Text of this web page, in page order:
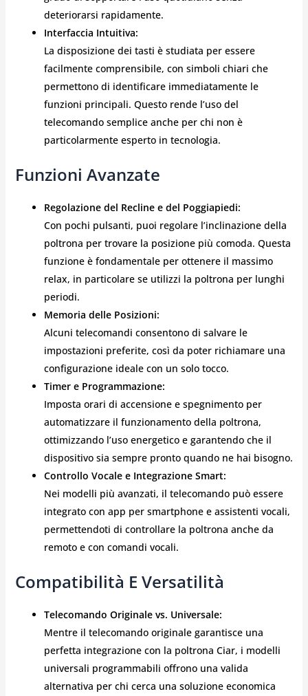
deteriorarsi rapidamente.
Interfaccia Intuitiva:
La disposizione dei tasti è studiata per essere
facilmente comprensibile, con simboli chiari che
permettono di identificare immediatamente le
funzioni principali. Questo rende l’uso del
telecomando semplice anche per chi non è
particolarmente esperto in tecnologia.
Funzioni Avanzate
Regolazione del Recline e del Poggiapiedi:
Con pochi pulsanti, puoi regolare l’inclinazione della
poltrona per trovare la posizione più comoda. Questa
funzione è fondamentale per ottenere il massimo
relax, in particolare se utilizzi la poltrona per lunghi
periodi.
Memoria delle Posizioni:
Alcuni telecomandi consentono di salvare le
impostazioni preferite, così da poter richiamare una
configurazione ideale con un solo tocco.
Timer e Programmazione:
Imposta orari di accensione e spegnimento per
automatizzare il funzionamento della poltrona,
ottimizzando l’uso energetico e garantendo che il
dispositivo sia sempre pronto quando ne hai bisogno.
Controllo Vocale e Integrazione Smart:
Nei modelli più avanzati, il telecomando può essere
integrato con app per smartphone e assistenti vocali,
permettendoti di controllare la poltrona anche da
remoto e con comandi vocali.
Compatibilità E Versatilità
Telecomando Originale vs. Universale:
Mentre il telecomando originale garantisce una
perfetta integrazione con la poltrona Ciar, i modelli
universali programmabili offrono una valida
alternativa per chi cerca una soluzione economica